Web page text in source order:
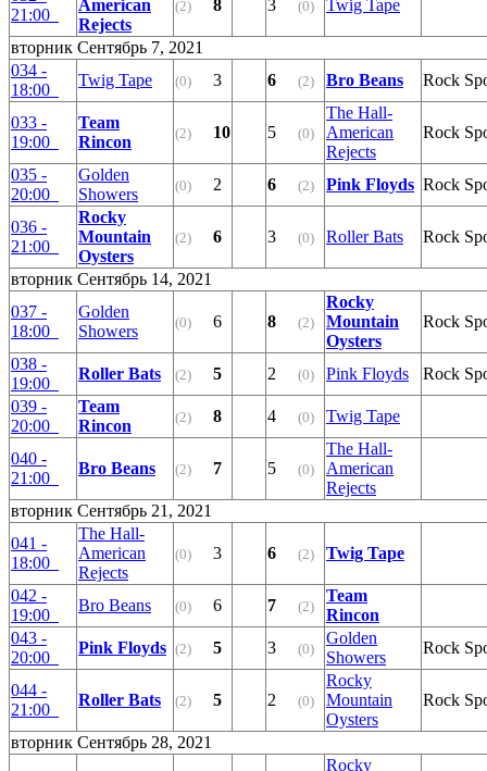
21:00
American
Rejects
(2) 8 3 (0) Twig Tape
вторник Сентябрь 7, 2021
034 -
18:00
Twig Tape (0) 3 6 (2) Bro Beans Rock
033 -
19:00
Team
Rincon
(2) 10 5 (0)
The Hall-
American
Rejects
Rock
035 -
20:00
Golden
Showers
(0) 2 6 (2) Pink Floyds Rock
036 -
21:00
Rocky
Mountain
Oysters
(2) 6 3 (0) Roller Bats Rock
вторник Сентябрь 14, 2021
037 -
18:00
Golden
Showers
(0) 6 8 (2)
Rocky
Mountain
Oysters
Rock
038 -
19:00
Roller Bats (2) 5 2 (0) Pink Floyds
Rock
039 -
20:00
Team
Rincon
(2) 8 4 (0) Twig Tape
040 -
21:00
Bro Beans (2) 7 5 (0)
The Hall-
American
Rejects
вторник Сентябрь 21, 2021
041 -
18:00
The Hall-
American
Rejects
(0) 3 6 (2) Twig Tape
042 -
19:00
Bro Beans (0) 6 7 (2)
Team
Rincon
043 -
20:00
Pink Floyds (2) 5 3 (0)
Golden
Showers
Rock
044 -
21:00
Roller Bats (2) 5 2 (0)
Rocky
Mountain
Oysters
Rock
вторник Сентябрь 28, 2021
Rocky